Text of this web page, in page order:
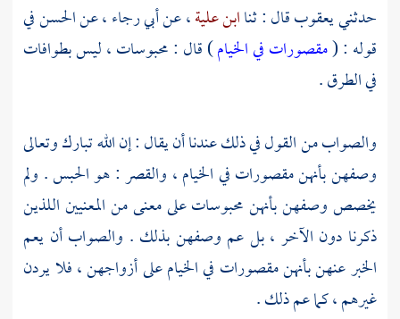
حدثنييعقوبقال : ثناابن علية، عنأبي رجاء، عنالحسنفي
قوله : (مقصورات في الخيام) قال : محبوسات ، ليس بطوافات
في الطرق .
والصواب من القول في ذلك عندنا أن يقال : إن الله تبارك وتعالى
وصفهن بأنهن مقصورات في الخيام ، والقصر : هو الحبس . ولم
يخصص وصفهن بأنهن محبوسات على معنى من المعنيين اللذين
ذكرنا دون الآخر ، بل عم وصفهن بذلك . والصواب أن يعم
الخبر عنهن بأنهن مقصورات في الخيام على أزواجهن ، فلا يردن
غيرهم ، كما عم ذلك .